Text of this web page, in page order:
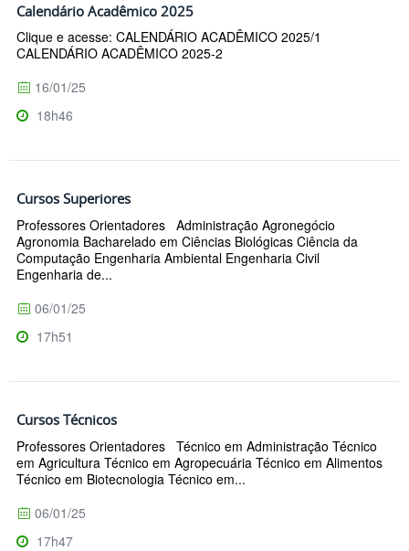
Calendário Acadêmico 2025
Clique e acesse: CALENDÁRIO ACADÊMICO 2025/1
CALENDÁRIO ACADÊMICO 2025-2
16/01/25
18h46
Cursos Superiores
Professores Orientadores Administração Agronegócio
Agronomia Bacharelado em Ciências Biológicas Ciência da
Computação Engenharia Ambiental Engenharia Civil
Engenharia de...
06/01/25
17h51
Cursos Técnicos
Professores Orientadores Técnico em Administração Técnico
em Agricultura Técnico em Agropecuária Técnico em Alimentos
Técnico em Biotecnologia Técnico em...
06/01/25
17h47